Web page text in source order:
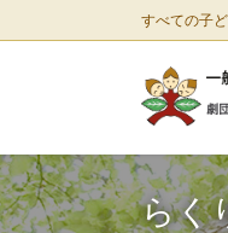
ン
に
移
動
ビ
ョ
ン
に
すべての子
らく